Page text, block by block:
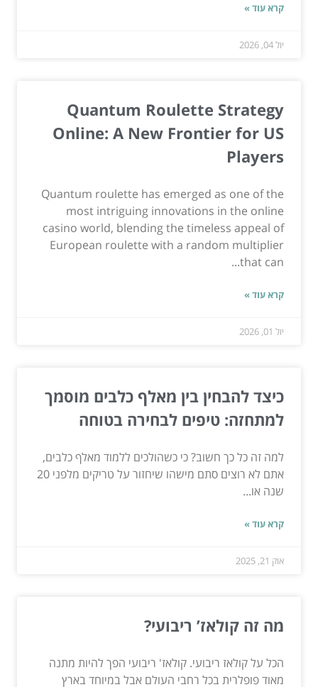
קרא עוד »
יול 04, 2026
Quantum Roulette Strategy
Online: A New Frontier for US
Players
Quantum roulette has emerged as one of the
most intriguing innovations in the online
casino world, blending the timeless appeal of
European roulette with a random multiplier
that can...
קרא עוד »
יול 01, 2026
כיצד להבחין בין מאלף כלבים מוסמך
למתחזה: טיפים לבחירה בטוחה
למה זה כל כך חשוב? כי כשהולכים ללמוד מאלף כלבים,
אתם לא רוצים סתם מישהו שיחזור על טריקים מלפני 20
שנה או...
קרא עוד »
אוק 21, 2025
מה זה קולאז’ ריבועי?
הכל על קולאז ריבועי. קולאז' ריבועי הפך להיות מתנה
מאוד פופלרית בכל רחבי העולם אבל במיוחד בארץ